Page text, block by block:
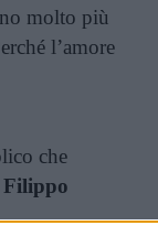
molto più
l’amore
che
Filippo